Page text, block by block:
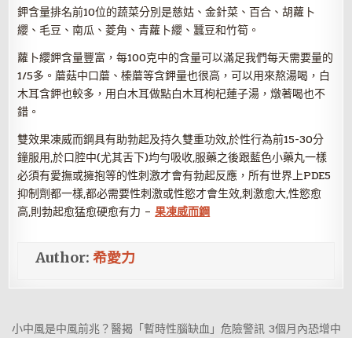
鉀含量排名前10位的蔬菜分別是慈姑、金針菜、百合、胡蘿卜
纓、毛豆、南瓜、菱角、青蘿卜纓、蠶豆和竹筍。
蘿卜纓鉀含量豐富，每100克中的含量可以滿足我們每天需要量的
1/5多。蘑菇中口蘑、榛蘑等含鉀量也很高，可以用來熬湯喝，白
木耳含鉀也較多，用白木耳做點白木耳枸杞蓮子湯，燉著喝也不
錯。
雙效果凍威而鋼具有助勃起及持久雙重功效,於性行為前15-30分
鐘服用,於口腔中(尤其舌下)均勻吸收,服藥之後跟藍色小藥丸一樣
必須有愛撫或擁抱等的性刺激才會有勃起反應，所有世界上PDE5
抑制劑都一樣,都必需要性刺激或性慾才會生效,刺激愈大,性慾愈
高,則勃起愈猛愈硬愈有力 –果凍威而鋼
Author:希愛力
文
小中風是中風前兆？醫揭「暫時性腦缺血」危險警訊 3個月內恐增中